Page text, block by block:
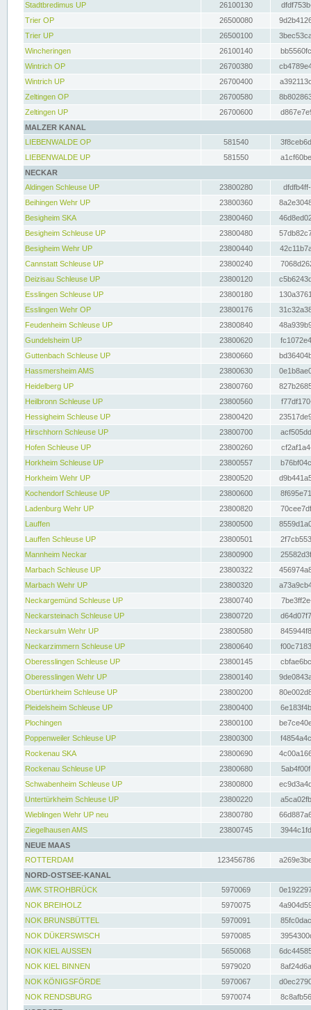
Stadtbredimus UP
26100130
Trier OP
26500080
Trier UP
26500100
Wincheringen
26100140
Wintrich OP
26700380
Wintrich UP
26700400
Zeltingen OP
26700580
Zeltingen UP
26700600
MALZER KANAL
LIEBENWALDE OP
581540
LIEBENWALDE UP
581550
NECKAR
Aldingen Schleuse UP
23800280
Beihingen Wehr UP
23800360
Besigheim SKA
23800460
Besigheim Schleuse UP
23800480
Besigheim Wehr UP
23800440
Cannstatt Schleuse UP
23800240
Deizisau Schleuse UP
23800120
Esslingen Schleuse UP
23800180
Esslingen Wehr OP
23800176
Feudenheim Schleuse UP
23800840
Gundelsheim UP
23800620
Guttenbach Schleuse UP
23800660
Hassmersheim AMS
23800630
Heidelberg UP
23800760
Heilbronn Schleuse UP
23800560
Hessigheim Schleuse UP
23800420
Hirschhorn Schleuse UP
23800700
Hofen Schleuse UP
23800260
Horkheim Schleuse UP
23800557
Horkheim Wehr UP
23800520
Kochendorf Schleuse UP
23800600
Ladenburg Wehr UP
23800820
Lauffen
23800500
Lauffen Schleuse UP
23800501
Mannheim Neckar
23800900
Marbach Schleuse UP
23800322
Marbach Wehr UP
23800320
Neckargemünd Schleuse UP
23800740
Neckarsteinach Schleuse UP
23800720
Neckarsulm Wehr UP
23800580
Neckarzimmern Schleuse UP
23800640
Oberesslingen Schleuse UP
23800145
Oberesslingen Wehr UP
23800140
Obertürkheim Schleuse UP
23800200
Pleidelsheim Schleuse UP
23800400
Plochingen
23800100
Poppenweiler Schleuse UP
23800300
Rockenau SKA
23800690
Rockenau Schleuse UP
23800680
Schwabenheim Schleuse UP
23800800
Untertürkheim Schleuse UP
23800220
Wieblingen Wehr UP neu
23800780
Ziegelhausen AMS
23800745
NEUE MAAS
ROTTERDAM
123456786
NORD-OSTSEE-KANAL
AWK STROHBRÜCK
5970069
NOK BREIHOLZ
5970075
NOK BRUNSBÜTTEL
5970091
NOK DÜKERSWISCH
5970085
NOK KIEL AUSSEN
5650068
NOK KIEL BINNEN
5979020
NOK KÖNIGSFÖRDE
5970067
NOK RENDSBURG
5970074